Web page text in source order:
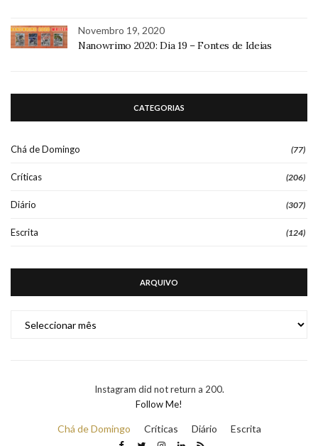
Novembro 19, 2020
Nanowrimo 2020: Dia 19 – Fontes de Ideias
CATEGORIAS
Chá de Domingo (77)
Críticas (206)
Diário (307)
Escrita (124)
ARQUIVO
Instagram did not return a 200.
Follow Me!
Chá de Domingo Críticas Diário Escrita